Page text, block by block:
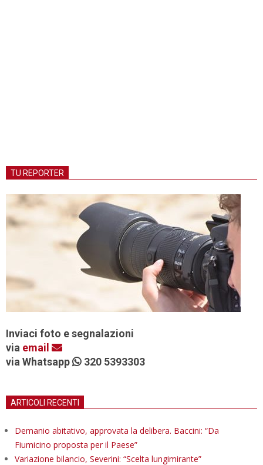
TU REPORTER
Inviaci foto e segnalazioni
via email
via Whatsapp
320 5393303
ARTICOLI RECENTI
Demanio abitativo, approvata la delibera. Baccini: “Da
Fiumicino proposta per il Paese”
Variazione bilancio, Severini: “Scelta lungimirante”